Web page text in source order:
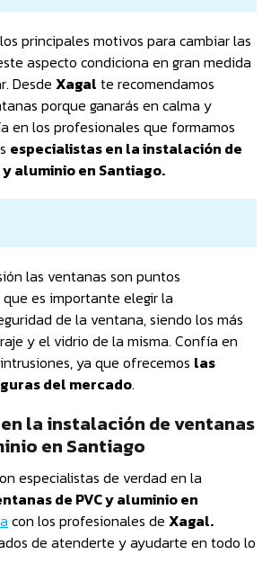
principales motivos para cambiar las
aspecto condiciona en gran medida
Desde Xagal te recomendamos
porque ganarás en calma y
en los profesionales que formamos
especialistas en la instalación de
aluminio en Santiago.
las ventanas son puntos
es importante elegir la
de la ventana, siendo los más
y el vidrio de la misma. Confía en
ya que ofrecemos las
del mercado.
la instalación de ventanas
en Santiago
especialistas de verdad en la
de PVC y aluminio en
con los profesionales de Xagal.
de atenderte y ayudarte en todo lo